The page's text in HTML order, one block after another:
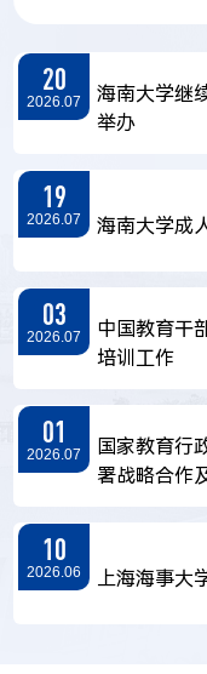
20
2026.07
海南大学继
举办
19
2026.07 海南大学成
03
2026.07
中国教育干
培训工作
01
2026.07
国家教育行
署战略合作
10
2026.06 上海海事大